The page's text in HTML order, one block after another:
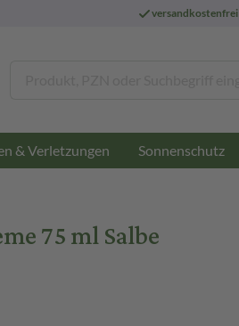
versandkostenfrei
& Verletzungen Sonnenschutz
75 ml Salbe